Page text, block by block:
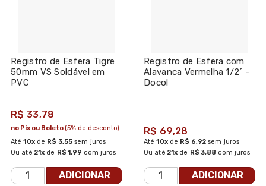
Registro de Esfera Tigre
50mm VS Soldável em
PVC
R$ 33,78
Até10xde R$ 3,55 sem juros
Ou até 21x de R$ 1,99 com juros
no Pix ou Boleto(5% de desconto)
ADICIONAR
Registro de Esfera com
Alavanca Vermelha 1/2´ -
Docol
R$ 69,28
Até10xde R$ 6,92 sem juros
Ou até 21x de R$ 3,88 com juros
ADICIONAR